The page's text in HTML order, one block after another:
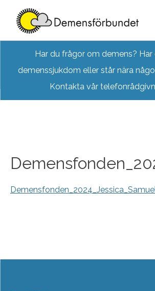
content
Har du frågor om demens? Har
demenssjukdom eller står nära
Kontakta vår